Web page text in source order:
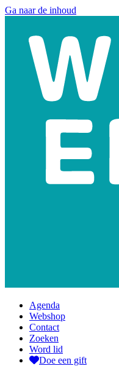
Ga naar de inhoud
Agenda
Webshop
Contact
Zoeken
Word lid
Doe een gift